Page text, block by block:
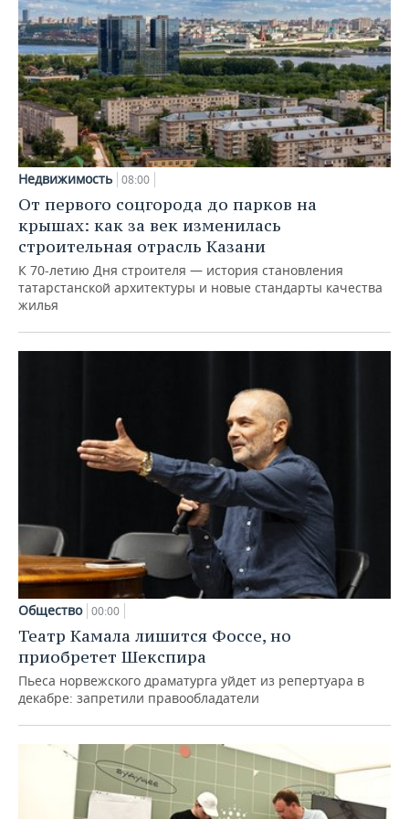
Недвижимость 08:00
От первого соцгорода до парков на
крышах: как за век изменилась
строительная отрасль Казани
К 70-летию Дня строителя — история становления
татарстанской архитектуры и новые стандарты качества
жилья
Общество 00:00
Театр Камала лишится Фоссе, но
приобретет Шекспира
Пьеса норвежского драматурга уйдет из репертуара в
декабре: запретили правообладатели